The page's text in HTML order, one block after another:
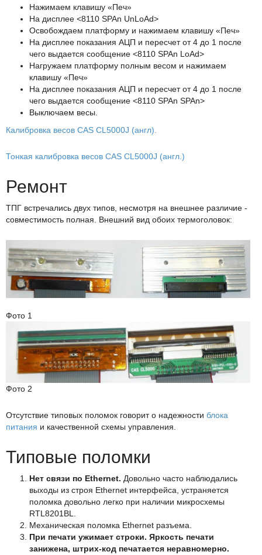
Нажимаем клавишу «Печ»
На дисплее <8110 SPAn UnLoAd>
Освобождаем платформу и нажимаем клавишу «Печ»
На дисплее показания АЦП и пересчет от 4 до 1 после
чего выдается сообщение <8110 SPAn LoAd>
Нагружаем платформу полным весом и нажимаем
клавишу «Печ»
На дисплее показания АЦП и пересчет от 4 до 1 после
чего выдается сообщение <8110 SPAn SPAn>
Выключаем весы.
Калибровка весов CAS CL5000J (англ).
Тонкая калибровка весов CAS CL5000J (англ.)
Ремонт
ТПГ встречались двух типов, несмотря на внешнее различие -
совместимость полная. Внешний вид обоих термоголовок:
Фото 1
Фото 2
Отсутствие типовых поломок говорит о надежности блока
питания и качественной схемы управления.
Типовые поломки
Нет связи по Ethernet. Довольно часто наблюдались
выходы из строя Ethernet интерфейса, устраняется
поломка довольно легко при наличии микросхемы
RTL8201BL.
Механическая поломка Ethernet разъема.
При печати ужимает строки. Яркость печати
занижена, штрих-код печатается неравномерно.